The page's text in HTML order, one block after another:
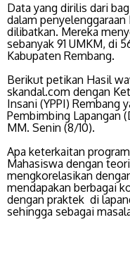
Data yang dirilis dari
dalam
dilibatkan. Mereka
sebanyak 91 UMKM, di
Kabupaten Rembang.
Berikut petikan Hasil
skandal.com dengan
Insani (YPPI) Rembang
Pembimbing Lapangan
MM. Senin (8/10).
Apa keterkaitan
Mahasiswa dengan
mengkorelasikan
mendapakan berbagai
dengan praktek di
sehingga sebagai